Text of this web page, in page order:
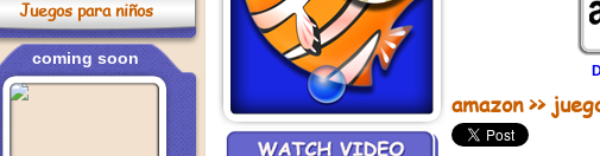
Juegos para niños
coming soon
amazon>>